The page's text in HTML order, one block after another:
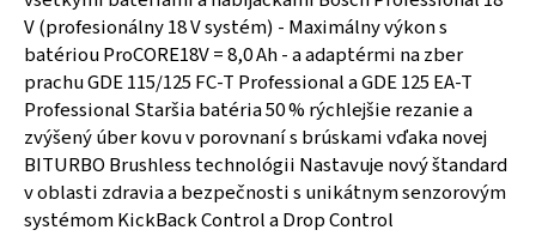
V (profesionálny 18 V systém) - Maximálny výkon s
batériou ProCORE18V = 8,0 Ah - a adaptérmi na zber
prachu GDE 115/125 FC-T Professional a GDE 125 EA-T
Professional Staršia batéria 50 % rýchlejšie rezanie a
zvýšený úber kovu v porovnaní s brúskami vďaka novej
BITURBO Brushless technológii Nastavuje nový štandard
v oblasti zdravia a bezpečnosti s unikátnym senzorovým
systémom KickBack Control a Drop Control